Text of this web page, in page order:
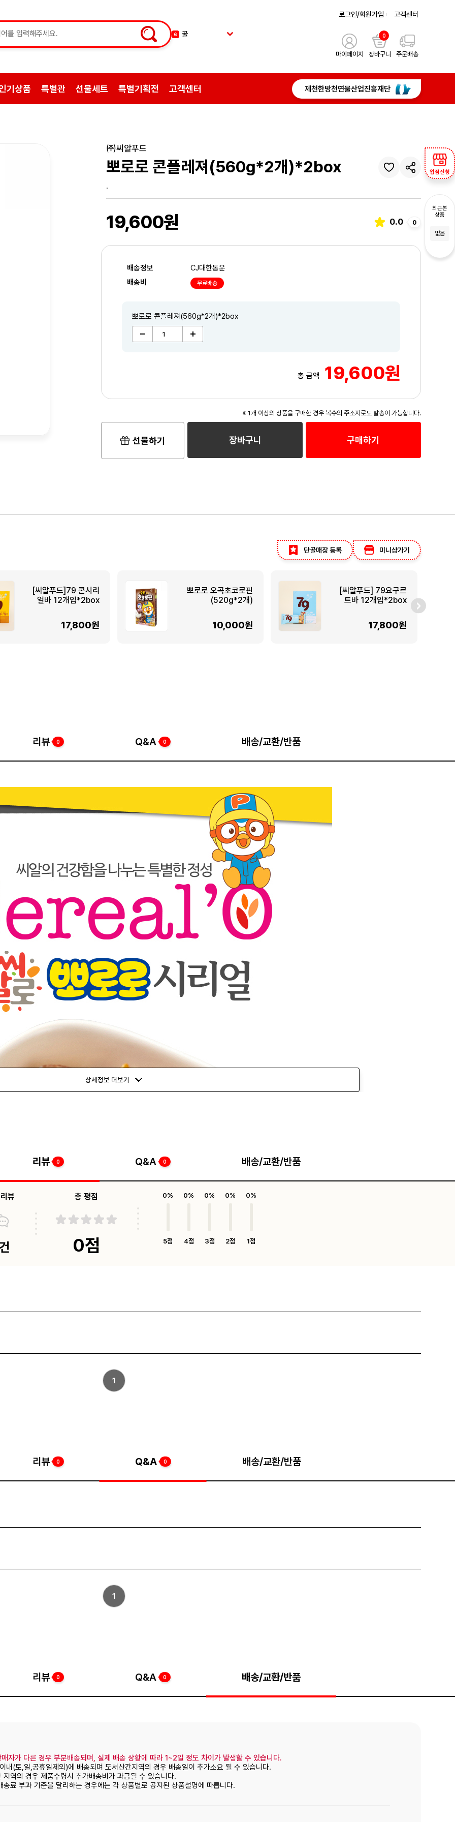
6 꿀
선물
5 황기
로그인/회원가입 고객센터
마이페이지
0
장바구니 주문배송
기상품 특별관 선물세트 특별기획전 고객센터 제천한방천연물산업진흥재단
입점신청
최근본
상품
없음
㈜씨알푸드
뽀로로 콘플레져(560g*2개)*2box
.
19,600원 0.0 0
배송정보
CJ대한통운
배송비
무료배송
뽀로로 콘플레져(560g*2개)*2box
총 금액 19,600원
※ 1개 이상의 상품을 구매한 경우 복수의 주소지로도 발송이 가능합니다.
선물하기 장바구니 구매하기
단골매장 등록 미니샵가기
[씨알푸드]79 콘시리
얼바 12개입*2box
17,800원
뽀로로 오곡초코로핀
(520g*2개)
10,000원
[씨알푸드] 79요구르
트바 12개입*2box
17,800원
리뷰 0 Q&A 0 배송/교환/반품
상세정보 더보기
리뷰 0 Q&A 0 배송/교환/반품
뷰 총 평점
0점
0%
5점
0%
4점
0%
3점
0%
2점
0%
1점
1
리뷰 0 Q&A 0 배송/교환/반품
1
리뷰 0 Q&A 0 배송/교환/반품
자가 다른 경우 부분배송되며, 실제 배송 상황에 따라 1~2일 정도 차이가 발생할 수 있습니다.
내(토,일,공휴일제외)에 배송되며 도서산간지역의 경우 배송일이 추가소요 될 수 있습니다.
역의 경우 제품수령시 추가배송비가 과금될 수 있습니다.
료 부과 기준을 달리하는 경우에는 각 상품별로 공지된 상품설명에 따릅니다.